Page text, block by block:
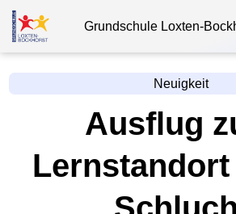
Grundschule Loxten-
Neuigkeit
Ausflug